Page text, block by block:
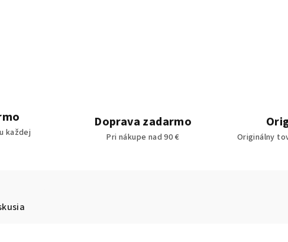
každej
Doprava zadarmo
Pri nákupe nad 90 € Originálny